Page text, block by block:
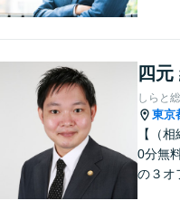
い。
四元
しらと
東京
【（
0分無
の３オ